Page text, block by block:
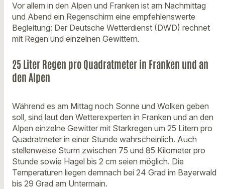
Vor allem in den Alpen und Franken ist am Nachmittag
und Abend ein Regenschirm eine empfehlenswerte
Begleitung: Der Deutsche Wetterdienst (DWD) rechnet
mit Regen und einzelnen Gewittern.
25 Liter Regen pro Quadratmeter in Franken und an
den Alpen
Während es am Mittag noch Sonne und Wolken geben
soll, sind laut den Wetterexperten in Franken und an den
Alpen einzelne Gewitter mit Starkregen um 25 Litern pro
Quadratmeter in einer Stunde wahrscheinlich. Auch
stellenweise Sturm zwischen 75 und 85 Kilometer pro
Stunde sowie Hagel bis 2 cm seien möglich. Die
Temperaturen liegen demnach bei 24 Grad im Bayerwald
bis 29 Grad am Untermain.